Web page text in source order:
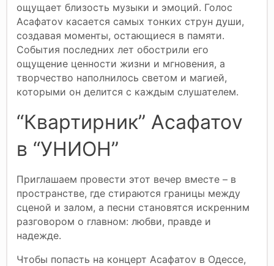
ощущает близость музыки и эмоций. Голос
Асафатоv касается самых тонких струн души,
создавая моменты, остающиеся в памяти.
События последних лет обострили его
ощущение ценности жизни и мгновения, а
творчество наполнилось светом и магией,
которыми он делится с каждым слушателем.
“Квартирник” Асафатоv
в “УНИОН”
Приглашаем провести этот вечер вместе – в
пространстве, где стираются границы между
сценой и залом, а песни становятся искренним
разговором о главном: любви, правде и
надежде.
Чтобы попасть на концерт Асафатоv в Одессе,